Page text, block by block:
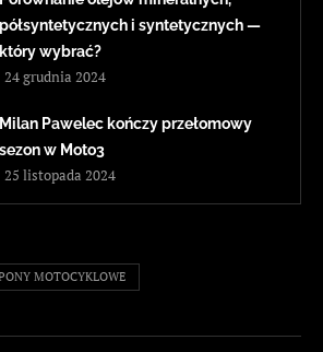
półsyntetycznych i syntetycznych —
który wybrać?
24 grudnia 2024
Milan Pawelec kończy przełomowy
sezon w Moto3
25 listopada 2024
MOTOCYKLOWE